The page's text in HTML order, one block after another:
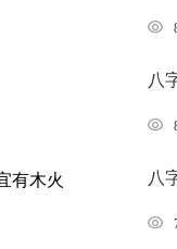
有木火
八
八